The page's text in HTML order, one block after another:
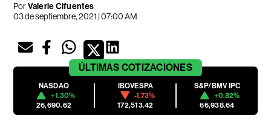
PorValerie Cifuentes
03 de septiembre, 2021 | 07:00 AM
ÚLTIMAS COTIZACIONES
NASDAQ
+1.30%
26,690.62
IBOVESPA
-1.73%
172,513.42
S&P/BMV IPC
+0.82%
66,938.64